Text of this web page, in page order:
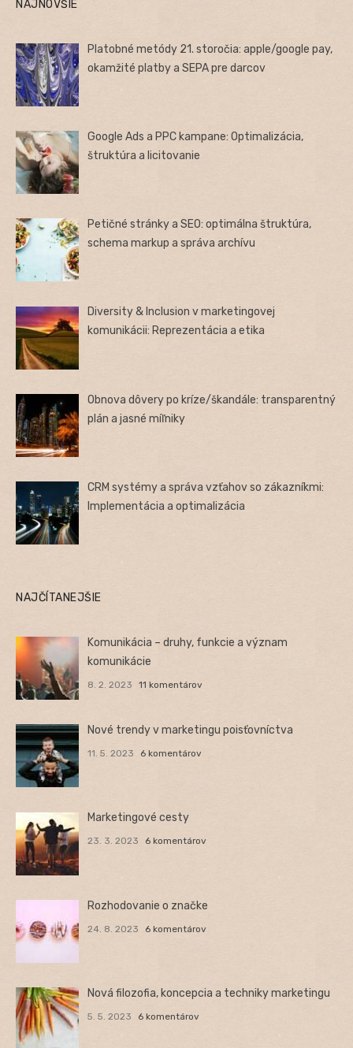
NAJNOVŠIE
Platobné metódy 21. storočia: apple/google pay,
okamžité platby a SEPA pre darcov
Google Ads a PPC kampane: Optimalizácia,
štruktúra a licitovanie
Petičné stránky a SEO: optimálna štruktúra,
schema markup a správa archívu
Diversity & Inclusion v marketingovej
komunikácii: Reprezentácia a etika
Obnova dôvery po kríze/škandále: transparentný
plán a jasné míľniky
CRM systémy a správa vzťahov so zákazníkmi:
Implementácia a optimalizácia
NAJČÍTANEJŠIE
Komunikácia – druhy, funkcie a význam
komunikácie
8. 2. 2023 11 komentárov
Nové trendy v marketingu poisťovníctva
11. 5. 2023 6 komentárov
Marketingové cesty
23. 3. 2023 6 komentárov
Rozhodovanie o značke
24. 8. 2023 6 komentárov
Nová filozofia, koncepcia a techniky marketingu
5. 5. 2023 6 komentárov